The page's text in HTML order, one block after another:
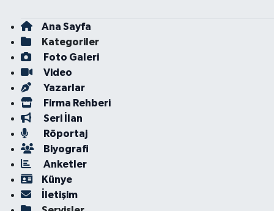
Ana Sayfa
Kategoriler
Foto Galeri
Video
Yazarlar
Firma Rehberi
Seri İlan
Röportaj
Biyografi
Anketler
Künye
İletişim